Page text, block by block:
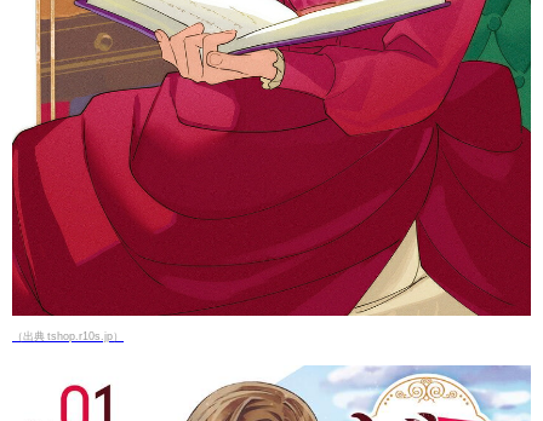
（出典 tshop.r10s.jp）